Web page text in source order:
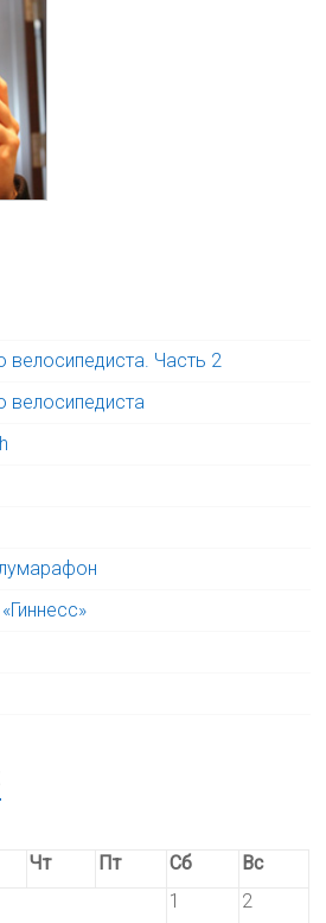
велосипедиста. Часть 2
велосипедиста
Чт Пт Сб
Вс
1
2